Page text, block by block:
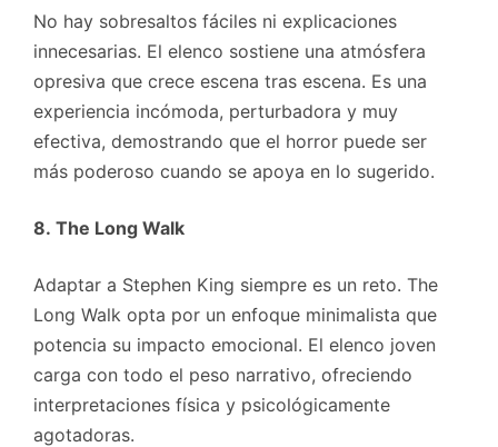
No hay sobresaltos fáciles ni explicaciones
innecesarias. El elenco sostiene una atmósfera
opresiva que crece escena tras escena. Es una
experiencia incómoda, perturbadora y muy
efectiva, demostrando que el horror puede ser
más poderoso cuando se apoya en lo sugerido.
8. The Long Walk
Adaptar a Stephen King siempre es un reto. The
Long Walk opta por un enfoque minimalista que
potencia su impacto emocional. El elenco joven
carga con todo el peso narrativo, ofreciendo
interpretaciones física y psicológicamente
agotadoras.